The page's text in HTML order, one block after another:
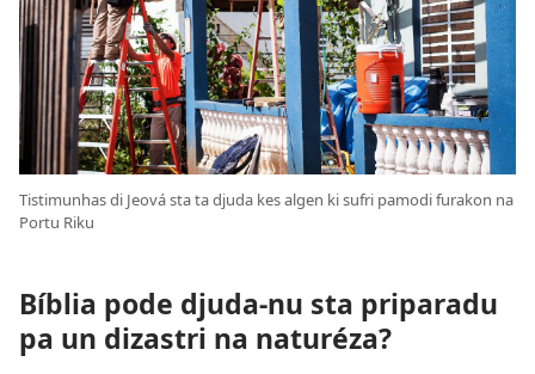
Tistimunhas di Jeová sta ta djuda kes algen ki sufri pamodi furakon na
Portu Riku
Bíblia pode djuda-nu sta priparadu
pa un dizastri na naturéza?